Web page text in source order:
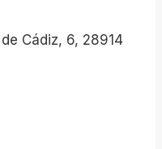
Cádiz, 6, 28914